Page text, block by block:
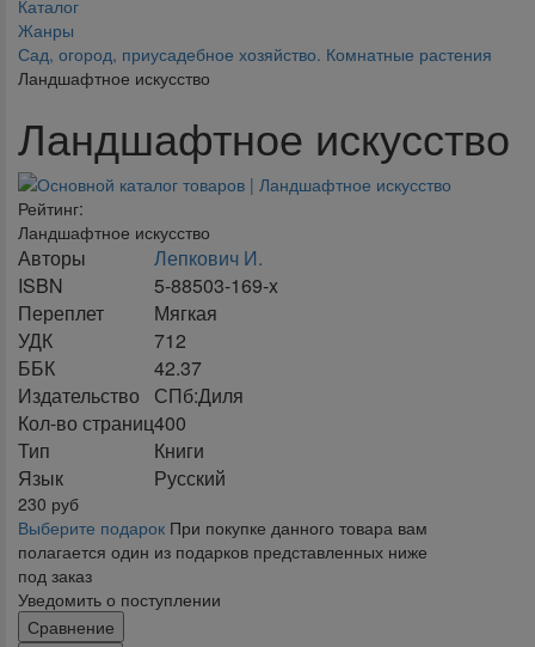
Каталог
Жанры
Сад, огород, приусадебное хозяйство. Комнатные растения
Ландшафтное искусство
Ландшафтное искусство
Рейтинг:
Ландшафтное искусство
Авторы
Лепкович И.
ISBN
5-88503-169-x
Переплет
Мягкая
УДК
712
ББК
42.37
Издательство
СПб:Диля
Кол-во страниц400
Тип
Книги
Язык
Русский
230 руб
Выберите подарок При покупке данного товара вам
полагается один из подарков представленных ниже
под заказ
Уведомить о поступлении
Сравнение